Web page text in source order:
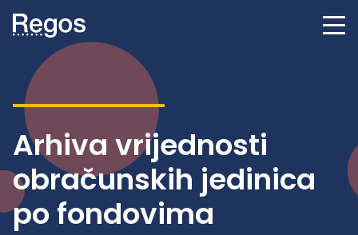
Arhiva vrijednosti
obračunskih jedinica
po fondovima